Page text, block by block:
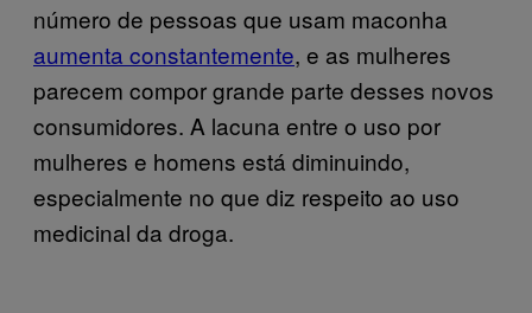
número de pessoas que usam maconha
aumenta constantemente, e as mulheres
parecem compor grande parte desses novos
consumidores. A lacuna entre o uso por
mulheres e homens está diminuindo,
especialmente no que diz respeito ao uso
medicinal da droga.